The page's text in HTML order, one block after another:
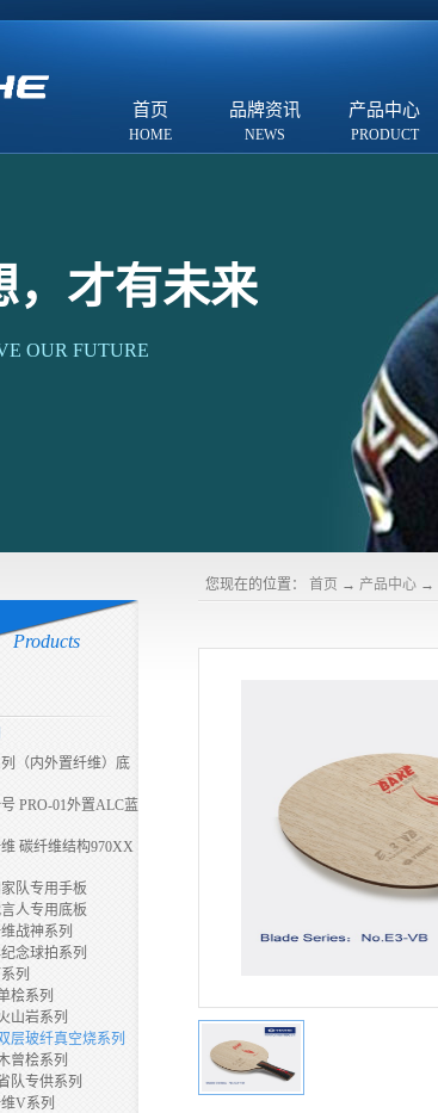
首页 品牌资讯 产品中心
，才有未来
OUR FUTURE
Products
（内外置纤维）底
PRO-01外置ALC蓝
碳纤维结构970XX
队专用手板
人专用底板
战神系列
念球拍系列
列
桧系列
山岩系列
层玻纤真空烧系列
曾桧系列
队专供系列
V系列
您现在的位置： 首页 → 产品中心 →